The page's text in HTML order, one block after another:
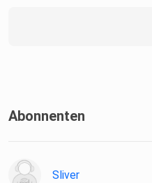
Abonnenten
Sliver